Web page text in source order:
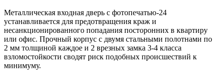
Металлическая входная дверь с фотопечатью-24
устанавливается для предотвращения краж и
несанкционированного попадания посторонних в квартиру
или офис. Прочный корпус с двумя стальными полотнами по
2 мм толщиной каждое и 2 врезных замка 3-4 класса
взломостойкости сводят риск подобных происшествий к
минимуму.